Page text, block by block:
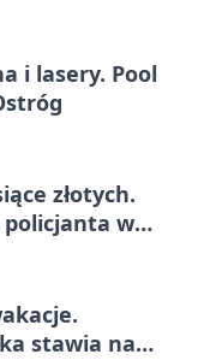
i lasery. Pool
złotych.
policjanta w
stawia na